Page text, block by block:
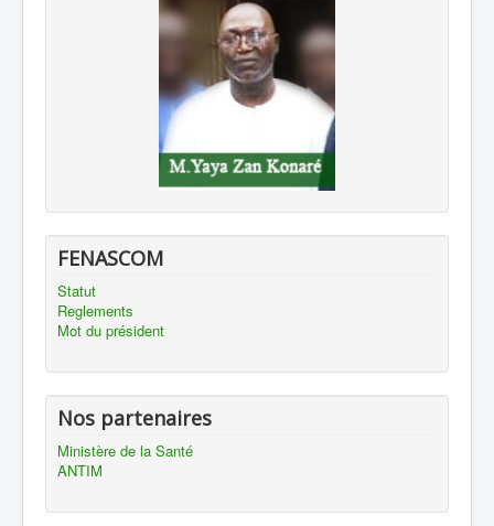
FENASCOM
Statut
Reglements
Mot du président
Nos partenaires
Ministère de la Santé
ANTIM